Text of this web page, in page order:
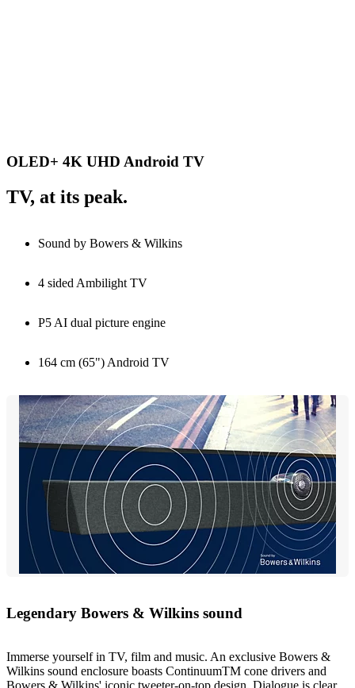
OLED+ 4K UHD Android TV
TV, at its peak.
Sound by Bowers & Wilkins
4 sided Ambilight TV
P5 AI dual picture engine
164 cm (65") Android TV
Legendary Bowers & Wilkins sound
Immerse yourself in TV, film and music. An exclusive Bowers &
Wilkins sound enclosure boasts ContinuumTM cone drivers and
Bowers & Wilkins' iconic tweeter-on-top design. Dialogue is clear